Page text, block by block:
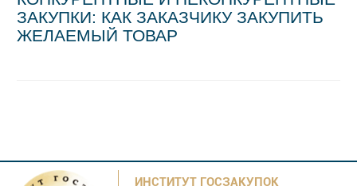
ЗАКУПКИ: КАК ЗАКАЗЧИКУ ЗАКУПИТЬ
ЖЕЛАЕМЫЙ ТОВАР
ИНСТИТУТ ГОСЗАКУПОК